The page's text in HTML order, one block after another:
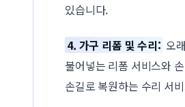
있습니다.
4. 가구 리폼 및 수리: 오
불어넣는 리폼 서비스와
손길로 복원하는 수리 서